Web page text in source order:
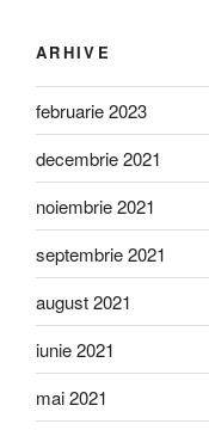
ARHIVE
februarie 2023
decembrie 2021
noiembrie 2021
septembrie 2021
august 2021
iunie 2021
mai 2021